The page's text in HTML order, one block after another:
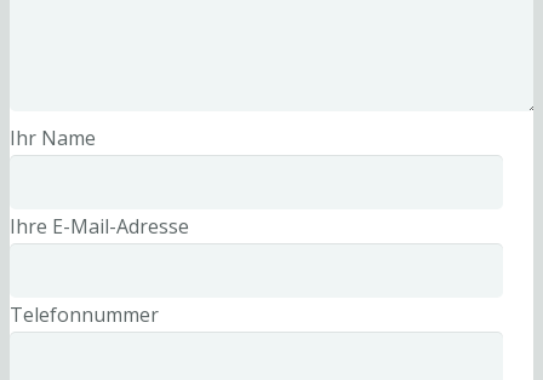
Ihr Name
Ihre E-Mail-Adresse
Telefonnummer